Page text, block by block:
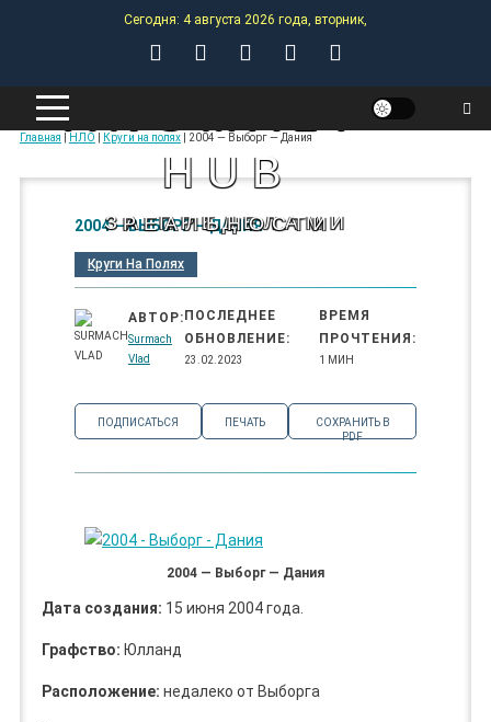
Сегодня: 4 августа 2026 года, вторник,
ANOMALY-
HUB
ЗА ПРЕДЕЛАМИ РЕАЛЬНОСТИ
Главная НЛО Круги на полях| 2004 — Выборг — Дания
2004 — ВЫБОРГ — ДАНИЯ
Круги На Полях
АВТОР:
Surmach
Vlad
ПОСЛЕДНЕЕ
ОБНОВЛЕНИЕ:
23.02.2023
ВРЕМЯ
ПРОЧТЕНИЯ:
1 МИН
ПОДПИСАТЬСЯ ПЕЧАТЬ
СОХРАНИТЬ В
PDF
2004 — Выборг — Дания
Дата создания: 15 июня 2004 года.
Графство: Юлланд
Расположение: недалеко от Выборга